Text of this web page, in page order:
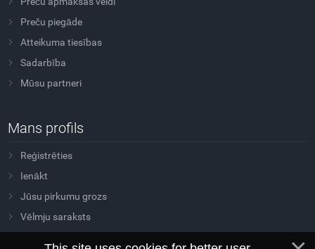
Preču piegāde
Atteikuma tiesības
Sadarbība
Mūsu partneri
Mans profils
Reģistrēties
Ienākt
Jūsu pirkumu grozs
Vēlmju saraksts